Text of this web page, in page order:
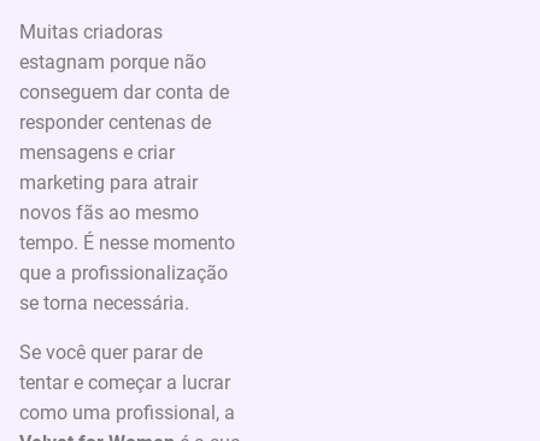
Muitas criadoras
estagnam porque não
conseguem dar conta de
responder centenas de
mensagens e criar
marketing para atrair
novos fãs ao mesmo
tempo. É nesse momento
que a profissionalização
se torna necessária.
Se você quer parar de
tentar e começar a lucrar
como uma profissional, a